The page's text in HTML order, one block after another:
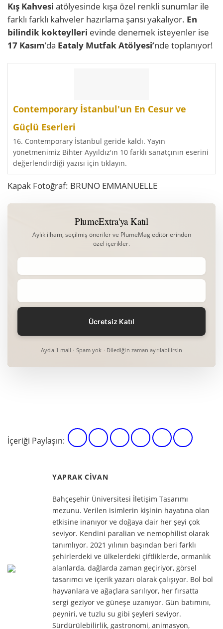
Kış Kahvesi atölyesinde kışa özel renkli sunumlar ile
farklı farklı kahveler hazırlama şansı yakalıyor. En
bilindik kokteylleri evinde denemek isteyenler ise
17 Kasım’da Eataly Mutfak Atölyesi’nde toplanıyor!
Contemporary İstanbul'un En Cesur ve
Güçlü Eserleri
16. Contemporary İstanbul geride kaldı. Yayın
yönetmenimiz Bihter Ayyıldız'ın 10 farklı sanatçının eserini
değerlendirdiği yazısı için tıklayın.
Kapak Fotoğraf: BRUNO EMMANUELLE
PlumeExtra'ya Katıl
Aylık ilham, seçilmiş öneriler ve PlumeMag editörlerinden
özel içerikler.
Ayda 1 mail · Spam yok · Dilediğin zaman ayrılabilirsin
İçeriği Paylaşın:
YAPRAK CIVAN
Bahçeşehir Üniversitesi İletişim Tasarımı
mezunu. Verilen isimlerin kişinin hayatına olan
etkisine inanıyor ve doğaya dair her şeyi çok
seviyor. Kendini paralian ve nemophilist olarak
tanımlıyor. 2021 yılının başından beri farklı
şehirlerdeki ve ülkelerdeki çiftliklerde, ormanlık
alanlarda, dağlarda zaman geçiriyor, görsel
tasarımcı ve içerik yazarı olarak çalışıyor. Bol bol
hayvanlara ve ağaçlara sarılıyor, her fırsatta
sergi geziyor ve güneşe uzanıyor. Gün batımını,
peyniri, ve tuzlu su gibi şeyleri seviyor.
Sürdürülebilirlik, gastronomi, animasyon,